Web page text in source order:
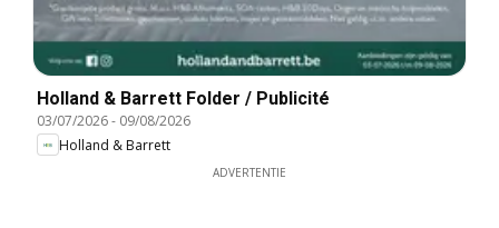
Holland & Barrett Folder / Publicité
03/07/2026- 09/08/2026
Holland & Barrett
ADVERTENTIE